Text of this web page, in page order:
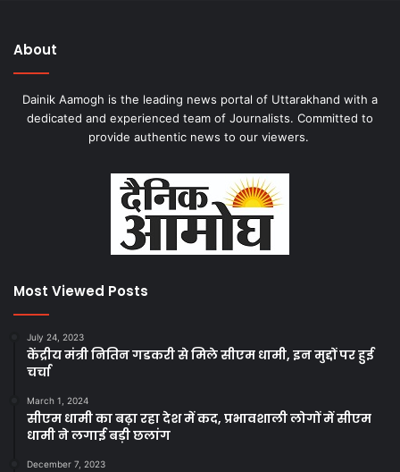
About
Dainik Aamogh is the leading news portal of Uttarakhand with a
dedicated and experienced team of Journalists. Committed to
provide authentic news to our viewers.
Most Viewed Posts
July 24, 2023
केंद्रीय मंत्री नितिन गडकरी से मिले सीएम धामी, इन मुद्दों पर हुई
चर्चा
March 1, 2024
सीएम धामी का बढ़ा रहा देश में कद, प्रभावशाली लोगों में सीएम
धामी ने लगाई बड़ी छलांग
December 7, 2023